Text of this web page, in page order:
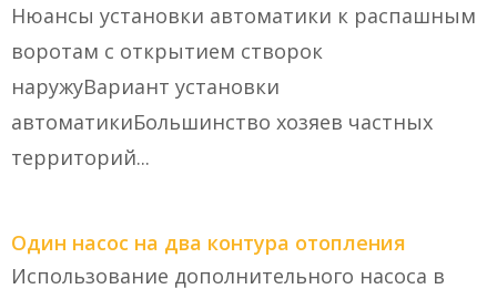
Нюансы установки автоматики к распашным
воротам с открытием створок
наружуВариант установки
автоматикиБольшинство хозяев частных
территорий...
Один насос на два контура отопления
Использование дополнительного насоса в